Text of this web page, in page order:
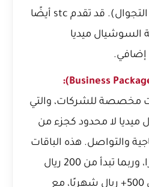
المكالمات الدولية، التجوال). قد تقدم stc أيضًا
السوشيال ميديا
إضافي.
مخصصة للشركات، والتي
لا محدود كجزء من
والتواصل. هذه الباقات
ستكون أعلى سعرًا، وربما تبدأ من 200 ريال
سعودي وتصل إلى 500+ ريال شهريًا، مع